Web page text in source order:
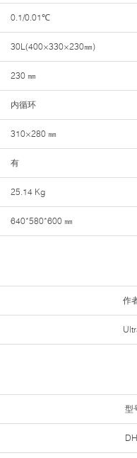
0.1/0.01℃
30L(400×330×230㎜)
230 ㎜
内循环
310×280 ㎜
有
25.14 Kg
640*580*600 ㎜
作
型